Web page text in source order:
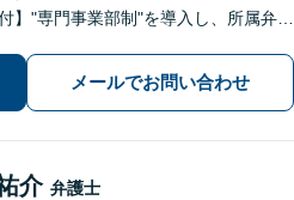
】"専門事業部制"を導入し、所属弁護
ぞお気軽にご相談ください。
メールでお問い合わせ
介 弁護士